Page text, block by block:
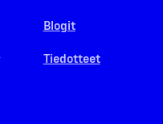
Blogit
Tiedotteet